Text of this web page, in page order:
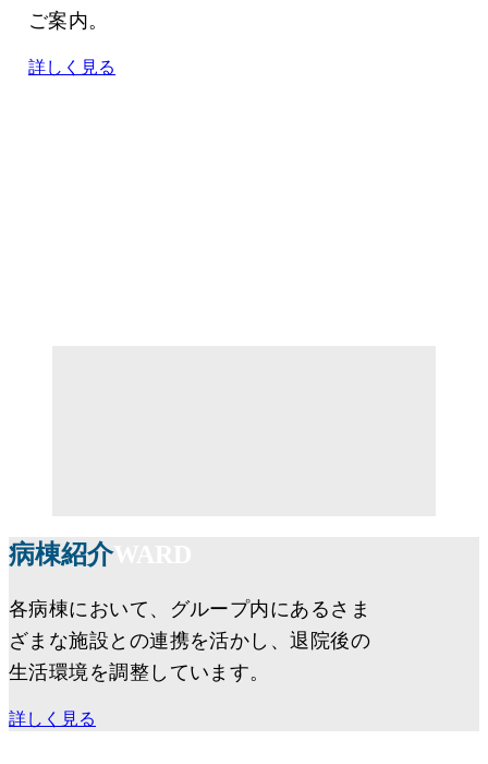
ご案内。
詳しく見る
病棟紹介WARD
各病棟において、グループ内にあるさま
ざまな施設との連携を活かし、退院後の
生活環境を調整しています。
詳しく見る